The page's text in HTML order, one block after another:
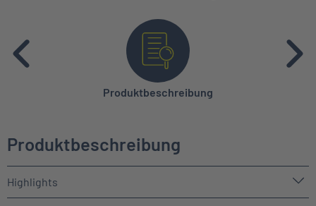
Produktbeschreibung
Produktbeschreibung
Highlights